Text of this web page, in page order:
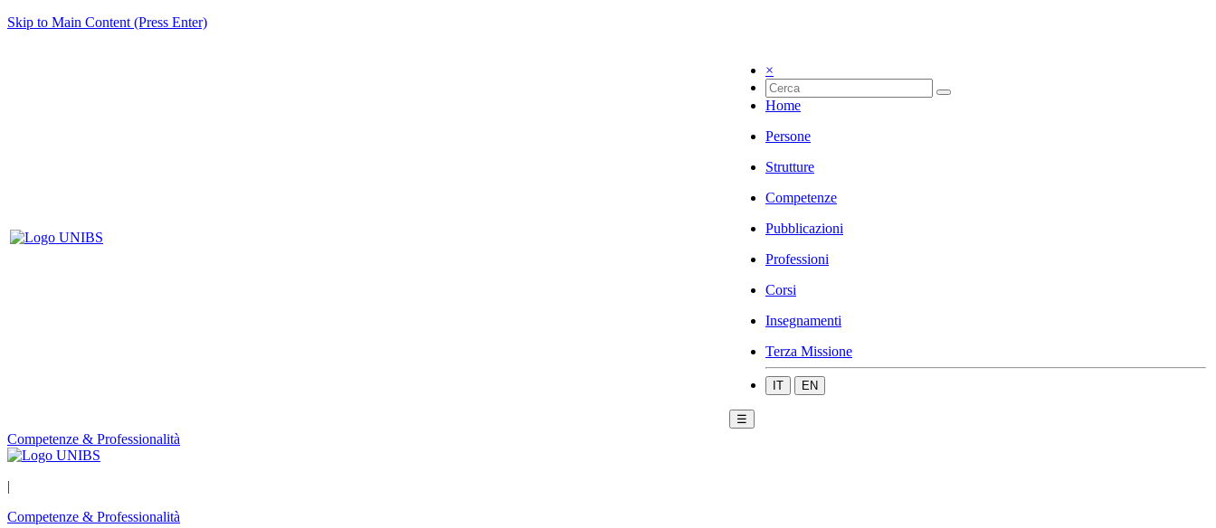
Skip to Main Content (Press Enter)
×
Home
Persone
Strutture
Competenze
Pubblicazioni
Professioni
Corsi
Insegnamenti
Terza Missione
IT EN
☰
Competenze & Professionalità
|
Competenze & Professionalità